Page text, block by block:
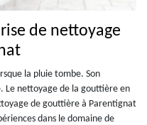
de nettoyage
la pluie tombe. Son
nettoyage de la gouttière en
de gouttière à Parentignat
dans le domaine de